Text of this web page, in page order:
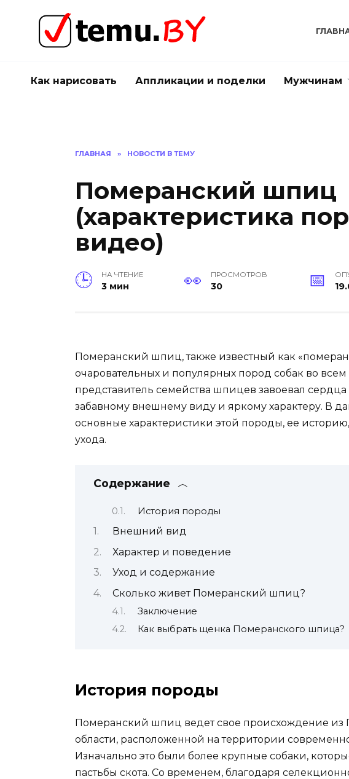
содержанию
Как нарисовать Аппликации и поделки Мужчинам
ГЛАВНАЯ » НОВОСТИ В ТЕМУ
Померанский шпиц
(характеристика
видео)
НА ЧТЕНИЕ
3 мин
ПРОСМОТРОВ
30
Померанский шпиц, также известный как
очаровательных и популярных пород собак во
представитель семейства шпицев завоевал
забавному внешнему виду и яркому характеру. В
основные характеристики этой породы, ее
ухода.
Содержание
История породы
Внешний вид
Характер и поведение
Уход и содержание
Сколько живет Померанский шпиц?
Заключение
Как выбрать щенка Померанского шпица?
История породы
Померанский шпиц ведет свое происхождение
области, расположенной на территории
Изначально это были более крупные собаки,
пастьбы скота. Со временем, благодаря